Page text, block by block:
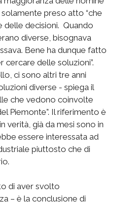
preso atto “che
delle decisioni. Quando
diverse, bisognava
Bene ha dunque fatto
cercare delle soluzioni”.
ci sono altri tre anni
diverse - spiega il
che vedono coinvolte
Piemonte”. Il riferimento è
verità, già da mesi sono in
essere interessata ad
piuttosto che di
di aver svolto
– è la conclusione di